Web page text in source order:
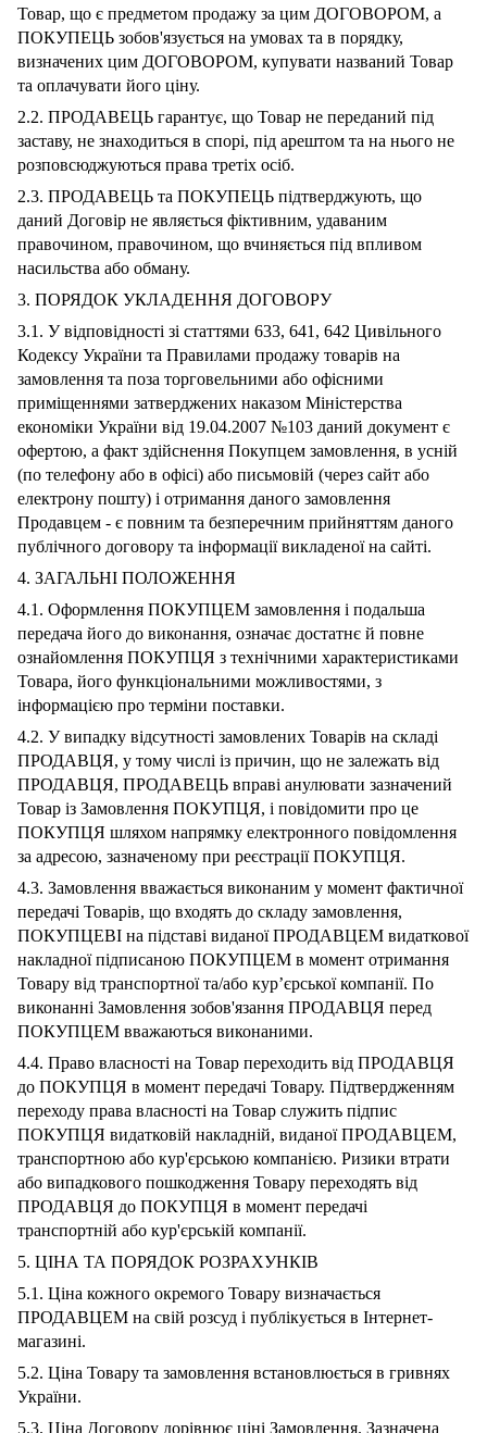
Товар, що є предметом продажу за цим ДОГОВОРОМ, а
ПОКУПЕЦЬ зобов'язується на умовах та в порядку,
визначених цим ДОГОВОРОМ, купувати названий Товар
та оплачувати його ціну.
2.2. ПРОДАВЕЦЬ гарантує, що Товар не переданий під
заставу, не знаходиться в спорі, під арештом та на нього не
розповсюджуються права третіх осіб.
2.3. ПРОДАВЕЦЬ та ПОКУПЕЦЬ підтверджують, що
даний Договір не являється фіктивним, удаваним
правочином, правочином, що вчиняється під впливом
насильства або обману.
3. ПОРЯДОК УКЛАДЕННЯ ДОГОВОРУ
3.1. У відповідності зі статтями 633, 641, 642 Цивільного
Кодексу України та Правилами продажу товарів на
замовлення та поза торговельними або офісними
приміщеннями затверджених наказом Міністерства
економіки України від 19.04.2007 №103 даний документ є
офертою, а факт здійснення Покупцем замовлення, в усній
(по телефону або в офісі) або письмовій (через сайт або
електрону пошту) і отримання даного замовлення
Продавцем - є повним та безперечним прийняттям даного
публічного договору та інформації викладеної на сайті.
4. ЗАГАЛЬНІ ПОЛОЖЕННЯ
4.1. Оформлення ПОКУПЦЕМ замовлення і подальша
передача його до виконання, означає достатнє й повне
ознайомлення ПОКУПЦЯ з технічними характеристиками
Товара, його функціональними можливостями, з
інформацією про терміни поставки.
4.2. У випадку відсутності замовлених Товарів на складі
ПРОДАВЦЯ, у тому числі із причин, що не залежать від
ПРОДАВЦЯ, ПРОДАВЕЦЬ вправі анулювати зазначений
Товар із Замовлення ПОКУПЦЯ, і повідомити про це
ПОКУПЦЯ шляхом напрямку електронного повідомлення
за адресою, зазначеному при реєстрації ПОКУПЦЯ.
4.3. Замовлення вважається виконаним у момент фактичної
передачі Товарів, що входять до складу замовлення,
ПОКУПЦЕВІ на підставі виданої ПРОДАВЦЕМ видаткової
накладної підписаною ПОКУПЦЕМ в момент отримання
Товару від транспортної та/або кур’єрської компанії. По
виконанні Замовлення зобов'язання ПРОДАВЦЯ перед
ПОКУПЦЕМ вважаються виконаними.
4.4. Право власності на Товар переходить від ПРОДАВЦЯ
до ПОКУПЦЯ в момент передачі Товару. Підтвердженням
переходу права власності на Товар служить підпис
ПОКУПЦЯ видатковій накладній, виданої ПРОДАВЦЕМ,
транспортною або кур'єрською компанією. Ризики втрати
або випадкового пошкодження Товару переходять від
ПРОДАВЦЯ до ПОКУПЦЯ в момент передачі
транспортній або кур'єрській компанії.
5. ЦІНА ТА ПОРЯДОК РОЗРАХУНКІВ
5.1. Ціна кожного окремого Товару визначається
ПРОДАВЦЕМ на свій розсуд і публікується в Інтернет-
магазині.
5.2. Ціна Товару та замовлення встановлюється в гривнях
України.
5.3. Ціна Договору дорівнює ціні Замовлення. Зазначена